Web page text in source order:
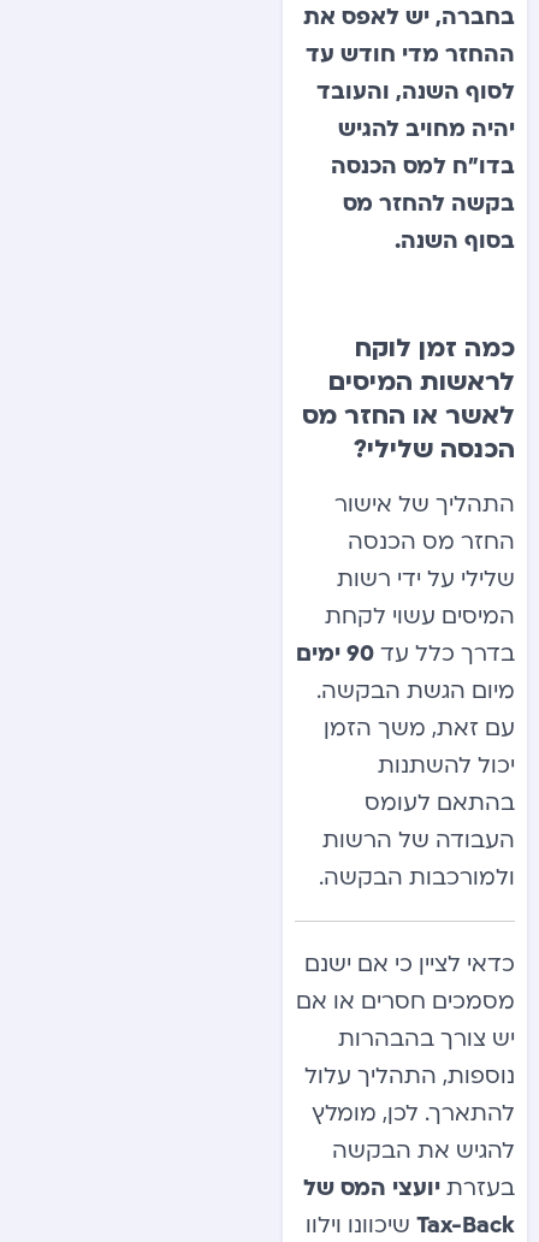
בחברה, יש לאפס את
ההחזר מדי חודש עד
לסוף השנה, והעובד
יהיה מחויב להגיש
בדו”ח למס הכנסה
בקשה להחזר מס
בסוף השנה.
כמה זמן לוקח
לראשות המיסים
לאשר או החזר מס
הכנסה שלילי?
התהליך של אישור
החזר מס הכנסה
שלילי על ידי רשות
המיסים עשוי לקחת
בדרך כלל עד 90 ימים
מיום הגשת הבקשה.
עם זאת, משך הזמן
יכול להשתנות
בהתאם לעומס
העבודה של הרשות
ולמורכבות הבקשה.
כדאי לציין כי אם ישנם
מסמכים חסרים או אם
יש צורך בהבהרות
נוספות, התהליך עלול
להתארך. לכן, מומלץ
להגיש את הבקשה
בעזרת יועצי המס של
Tax-Back שיכוונו וילוו